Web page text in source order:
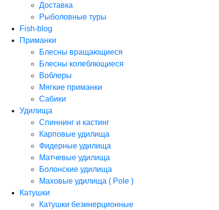
Доставка
Рыболовные туры
Fish-blog
Приманки
Блесны вращающиеся
Блесны колеблющиеся
Воблеры
Мягкие приманки
Сабики
Удилища
Спиннинг и кастинг
Карповые удилища
Фидерные удилища
Матчевые удилища
Болонские удилища
Маховые удилища ( Pole )
Катушки
Катушки безинерционные